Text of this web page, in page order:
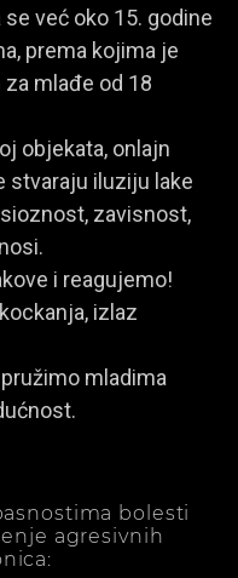
već oko 15. godine
prema kojima je
mlađe od 18
objekata, onlajn
stvaraju iluziju lake
zavisnost,
i reagujemo!
izlaz
mladima
bolesti
agresivnih